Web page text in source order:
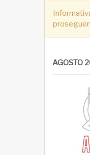
AGOSTO